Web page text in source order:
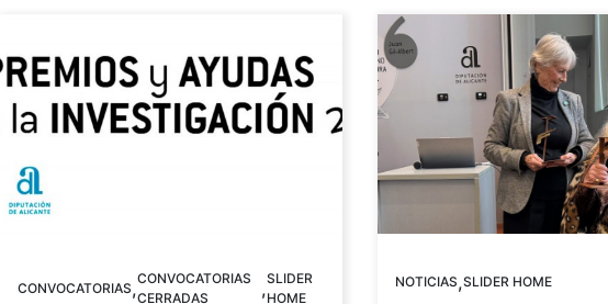
CONVOCATORIAS,CONVOCATORIAS
CERRADAS
,SLIDER
HOME
NOTICIAS,SLIDER HOME